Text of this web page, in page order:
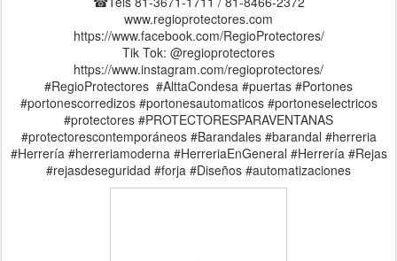
www.regioprotectores.com
https://www.facebook.com/RegioProtectores/
Tik Tok: @regioprotectores
https://www.instagram.com/regioprotectores/
#RegioProtectores #AlttaCondesa #puertas #Portones
#portonescorredizos #portonesautomaticos #portoneselectricos
#protectores #PROTECTORESPARAVENTANAS
#protectorescontemporáneos #Barandales #barandal #herreria
#Herrería #herreriamoderna #HerreriaEnGeneral #Herrería #Rejas
#rejasdeseguridad #forja #Diseños #automatizaciones